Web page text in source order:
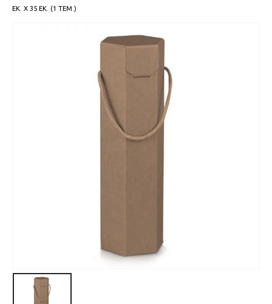
ΕΚ. X 35 ΕΚ. (1 ΤΕΜ.)